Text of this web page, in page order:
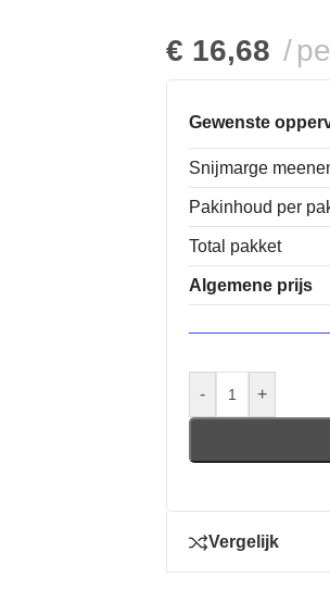
€ 16,68
Gewenste
Snijmarge
Pakinhoud per
Total pakket
Algemene prijs
- +
Vergelijk